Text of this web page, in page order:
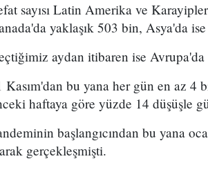
sayısı Latin Amerika ve
yaklaşık 503 bin, Asya'da
aydan itibaren ise Avrupa'da
Kasım'dan bu yana her gün en az
haftaya göre yüzde 14 düşüşle
başlangıcından bu yana
gerçekleşmişti.